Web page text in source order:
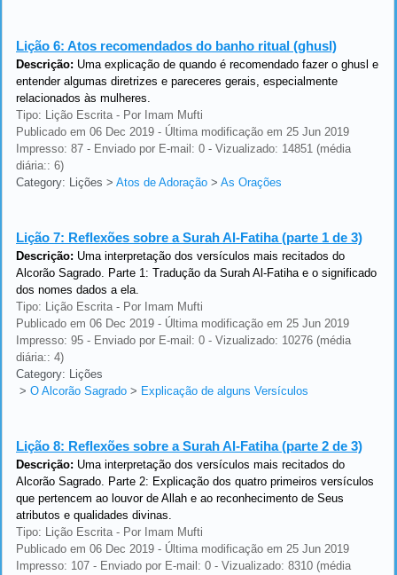
Lição 6: Atos recomendados do banho ritual (ghusl)
Descrição: Uma explicação de quando é recomendado fazer o ghusl e
entender algumas diretrizes e pareceres gerais, especialmente
relacionados às mulheres.
Tipo: Lição Escrita - Por Imam Mufti
Publicado em 06 Dec 2019 - Última modificação em 25 Jun 2019
Impresso: 87 - Enviado por E-mail: 0 - Vizualizado: 14851 (média
diária:: 6)
Category: Lições > Atos de Adoração > As Orações
Lição 7: Reflexões sobre a Surah Al-Fatiha (parte 1 de 3)
Descrição: Uma interpretação dos versículos mais recitados do
Alcorão Sagrado. Parte 1: Tradução da Surah Al-Fatiha e o significado
dos nomes dados a ela.
Tipo: Lição Escrita - Por Imam Mufti
Publicado em 06 Dec 2019 - Última modificação em 25 Jun 2019
Impresso: 95 - Enviado por E-mail: 0 - Vizualizado: 10276 (média
diária:: 4)
Category: Lições
> O Alcorão Sagrado > Explicação de alguns Versículos
Lição 8: Reflexões sobre a Surah Al-Fatiha (parte 2 de 3)
Descrição: Uma interpretação dos versículos mais recitados do
Alcorão Sagrado. Parte 2: Explicação dos quatro primeiros versículos
que pertencem ao louvor de Allah e ao reconhecimento de Seus
atributos e qualidades divinas.
Tipo: Lição Escrita - Por Imam Mufti
Publicado em 06 Dec 2019 - Última modificação em 25 Jun 2019
Impresso: 107 - Enviado por E-mail: 0 - Vizualizado: 8310 (média